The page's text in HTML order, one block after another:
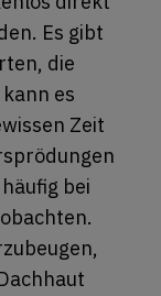
Es gibt
die
es
Zeit
bei